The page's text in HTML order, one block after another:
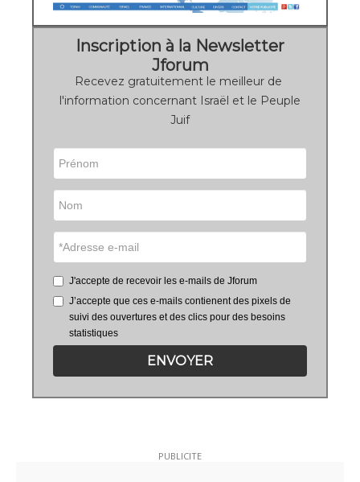
Inscription à la Newsletter
Jforum
Recevez gratuitement le meilleur de
l'information concernant Israël et le Peuple
Juif
J'accepte de recevoir les e-mails de Jforum
J’accepte que ces e-mails contienent des pixels de
suivi des ouvertures et des clics pour des besoins
statistiques
ENVOYER